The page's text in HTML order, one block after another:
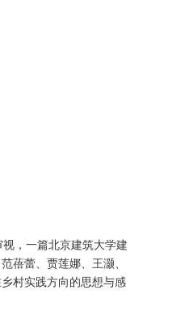
，一篇北京建筑大学建
蓓蕾、贾莲娜、王灏、
村实践方向的思想与感